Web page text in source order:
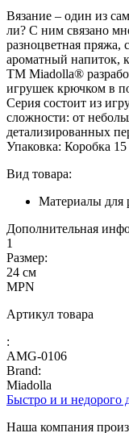
Вязание – один из
ли? С ним связано
разноцветная пряжа,
ароматный напиток,
ТМ Miadolla®
игрушек крючком в
Серия состоит из
сложности: от
детализированных
Упаковка: Коробка
Вид товара:
Материалы для
Дополнительная
1
Размер:
24 см
MPN
Артикул товара
:
AMG-0106
Brand:
Miadolla
Быстро и и недорого
Наша компания